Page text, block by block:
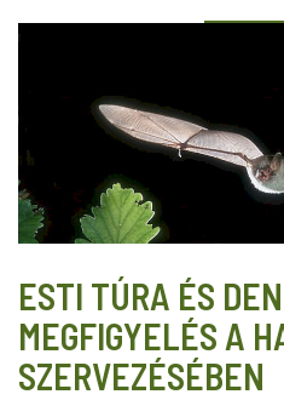
ESTI TÚRA ÉS
MEGFIGYELÉS A
SZERVEZÉSÉBEN